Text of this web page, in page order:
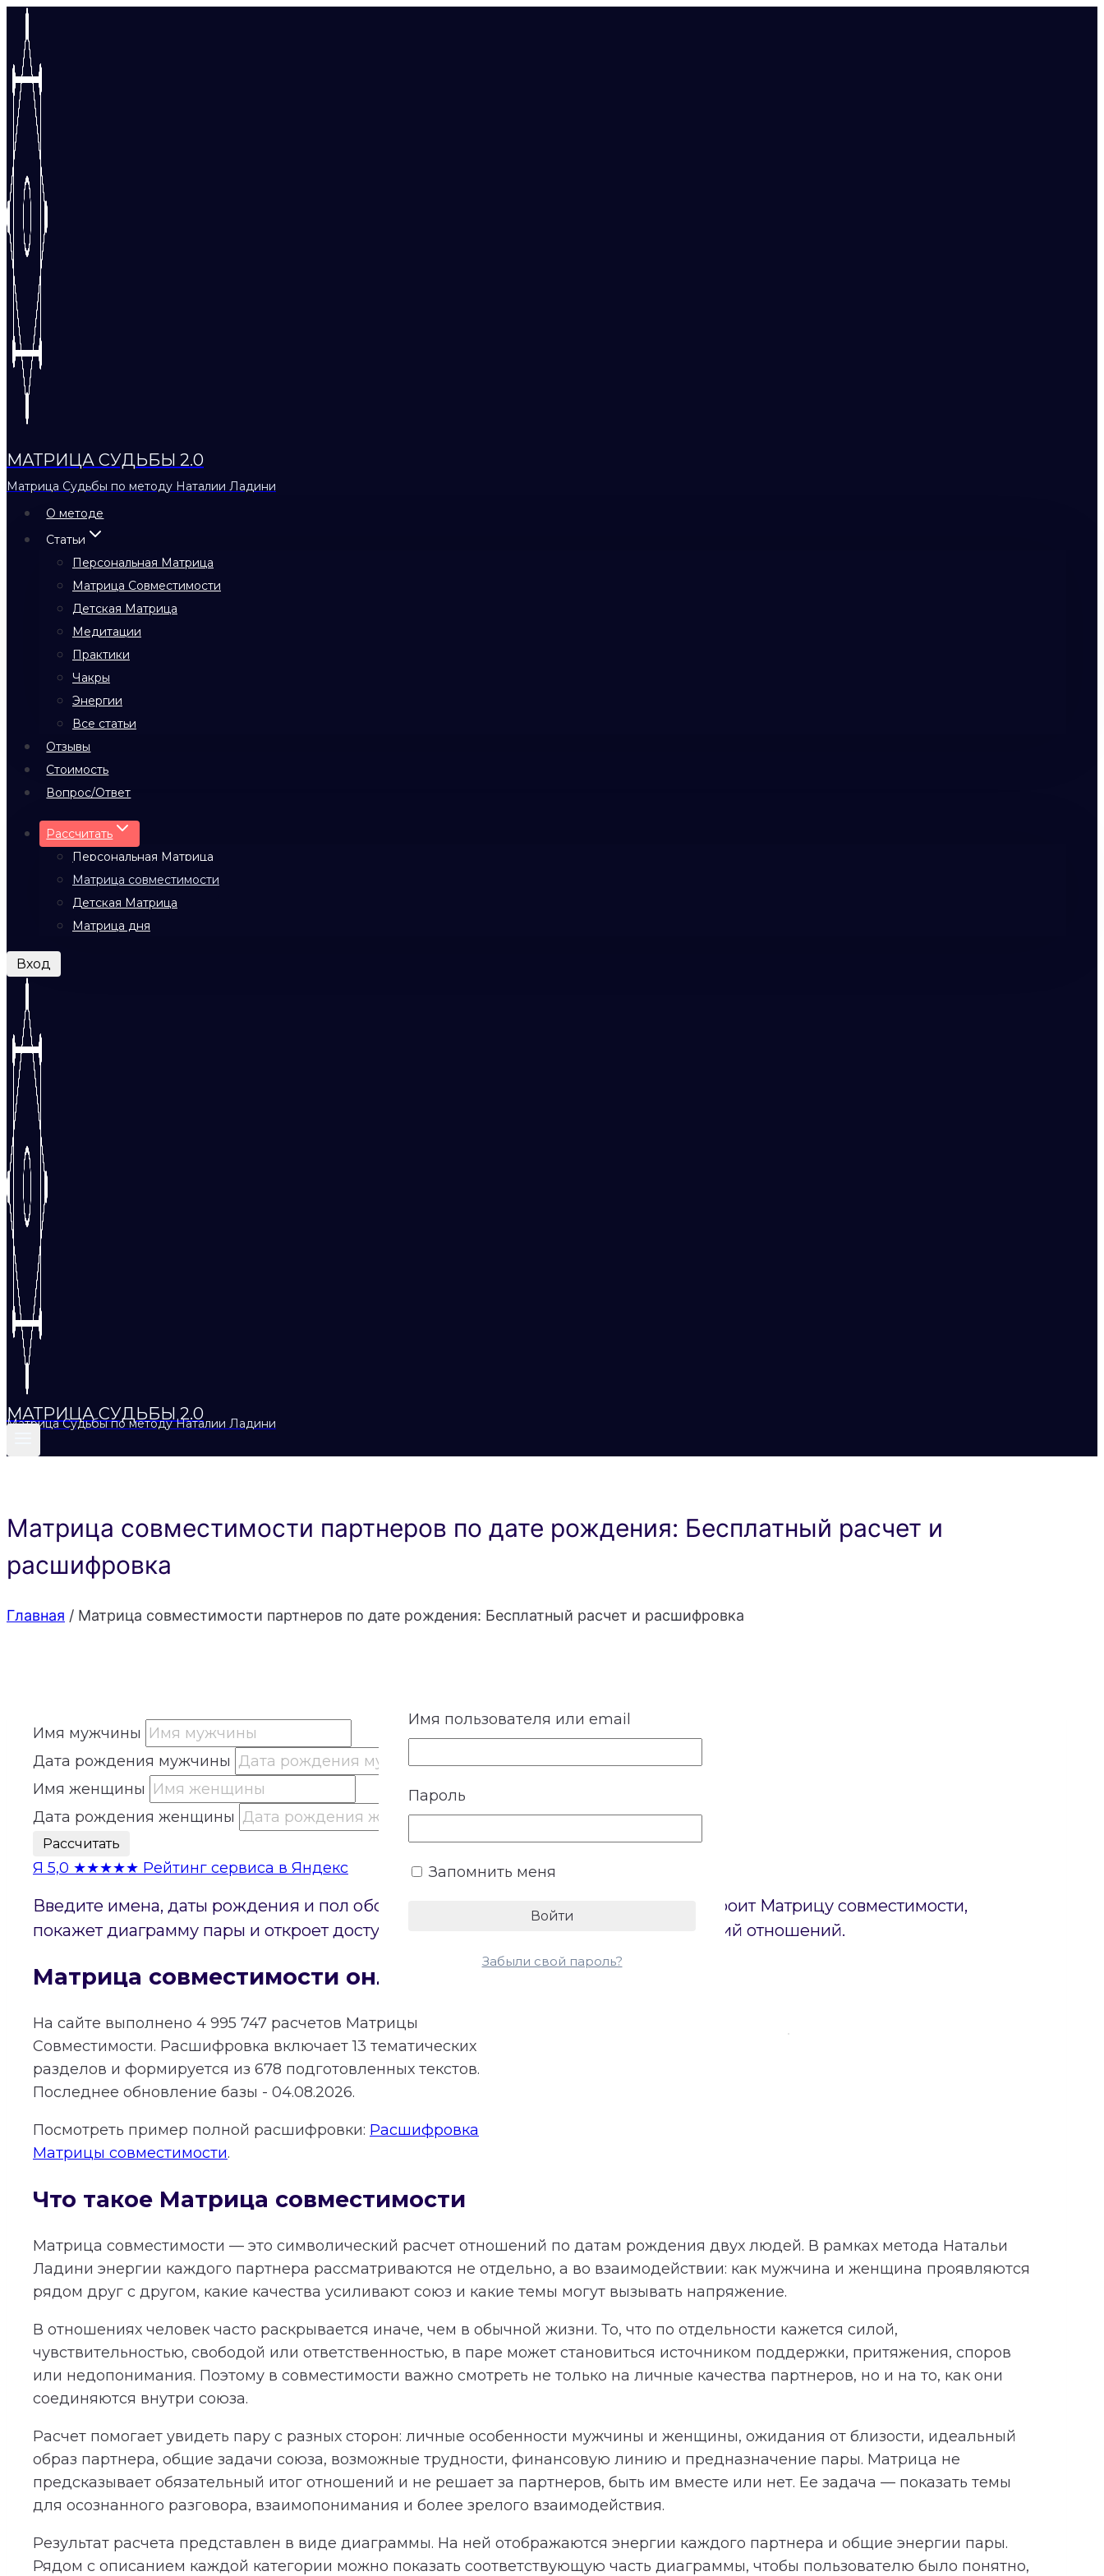
Перейти
содержимому
МАТРИЦА СУДЬБЫ 2.0
Матрица Судьбы по методу Наталии Ладини
О методе
Статьи
Персональная Матрица
Матрица Совместимости
Детская Матрица
Медитации
Практики
Чакры
Энергии
Все статьи
Отзывы
Стоимость
Вопрос/Ответ
Рассчитать
Персональная Матрица
Матрица совместимости
Детская Матрица
Матрица дня
Вход
МАТРИЦА СУДЬБЫ 2.0
Матрица Судьбы по методу Наталии Ладини
Матрица совместимости партнеров по дате рождения: Бесплатный расчет и
расшифровка
Главная / Матрица совместимости партнеров по дате рождения: Бесплатный расчет и расшифровка
Имя мужчины
Дата рождения мужчины
Имя женщины
Дата рождения женщины
Рассчитать
Я 5,0 ★★★★★ Рейтинг сервиса в Яндекс
Введите имена, даты рождения и пол обоих партнеров. Онлайн-калькулятор построит Матрицу совместимости,
покажет диаграмму пары и откроет доступ к бесплатному расчету основных энергий отношений.
Матрица совместимости онлайн
На сайте выполнено 4 995 747 расчетов Матрицы
Совместимости. Расшифровка включает13 тематических
разделов и формируется из 678 подготовленных текстов.
Последнее обновление базы - 04.08.2026.
Посмотреть пример полной расшифровки: Расшифровка
Матрицы совместимости.
Что такое Матрица совместимости
Матрица совместимости — это символический расчет отношений по датам рождения двух людей. В рамках метода Натальи
Ладини энергии каждого партнера рассматриваются не отдельно, а во взаимодействии: как мужчина и женщина проявляются
рядом друг с другом, какие качества усиливают союз и какие темы могут вызывать напряжение.
В отношениях человек часто раскрывается иначе, чем в обычной жизни. То, что по отдельности кажется силой,
чувствительностью, свободой или ответственностью, в паре может становиться источником поддержки, притяжения, споров
или недопонимания. Поэтому в совместимости важно смотреть не только на личные качества партнеров, но и на то, как они
соединяются внутри союза.
Расчет помогает увидеть пару с разных сторон: личные особенности мужчины и женщины, ожидания от близости, идеальный
образ партнера, общие задачи союза, возможные трудности, финансовую линию и предназначение пары. Матрица не
предсказывает обязательный итог отношений и не решает за партнеров, быть им вместе или нет. Ее задача — показать темы
для осознанного разговора, взаимопонимания и более зрелого взаимодействия.
Результат расчета представлен в виде диаграммы. На ней отображаются энергии каждого партнера и общие энергии пары.
Рядом с описанием каждой категории можно показать соответствующую часть диаграммы, чтобы пользователю было понятно,
Имя пользователя или email
Пароль
Запомнить меня
Забыли свой пароль?